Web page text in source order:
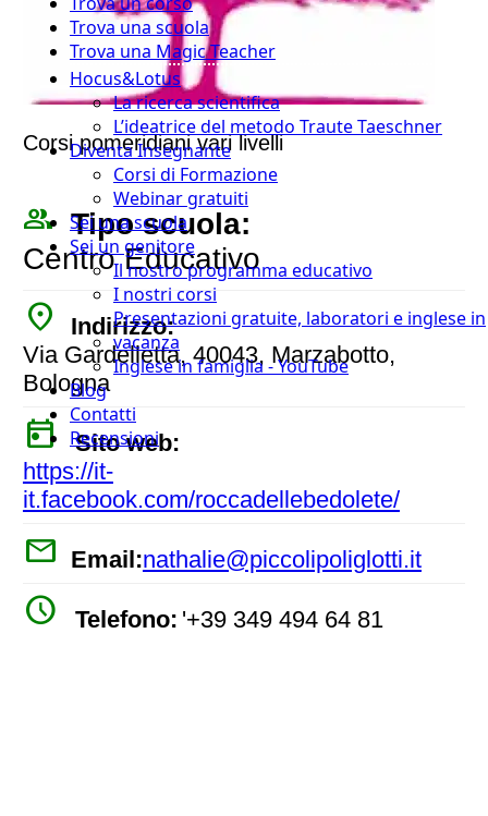
Trova una scuola
Trova una Magic Teacher
Hocus&Lotus
La ricerca scientifica
L’ideatrice del metodo Traute Taeschner
Diventa Insegnante
Corsi di Formazione
Webinar gratuiti
Sei una scuola
Sei un genitore
Il nostro programma educativo
I nostri corsi
Presentazioni gratuite, laboratori e inglese in
vacanza
Inglese in famiglia - YouTube
Blog
Contatti
Recensioni
Corsi pomeridiani vari livelli
people_outline Tipo scuola:
Centro Educativo
place
Indirizzo:
Via Gardelletta, 40043, Marzabotto,
Bologna
today
Sito web:
https://it-
it.facebook.com/roccadellebedolete/
mail Email:nathalie@piccolipoliglotti.it
watch_later Telefono: '+39 349 494 64 81